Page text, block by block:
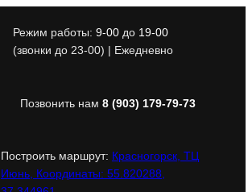
Режим работы: 9-00до 19-00
(звонки до 23-00) | Ежедневно
Позвонить нам 8 (903) 179-79-73
Построить маршрут: Красногорск, ТЦ
Июнь, Координаты: 55.820288,